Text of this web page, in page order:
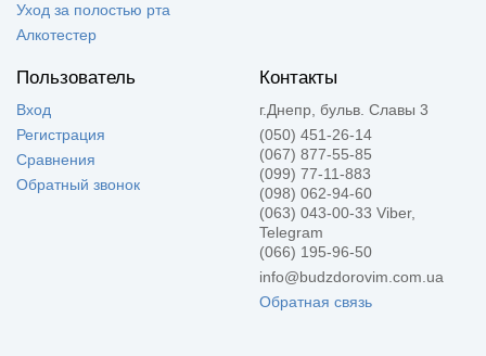
Уход за полостью рта
Алкотестер
Пользователь
Вход
Регистрация
Сравнения
Обратный звонок
Контакты
г.Днепр, бульв. Славы 3
(050) 451-26-14
(067) 877-55-85
(099) 77-11-883
(098) 062-94-60
(063) 043-00-33 Viber,
Telegram
(066) 195-96-50
info@budzdorovim.com.ua
Обратная связь